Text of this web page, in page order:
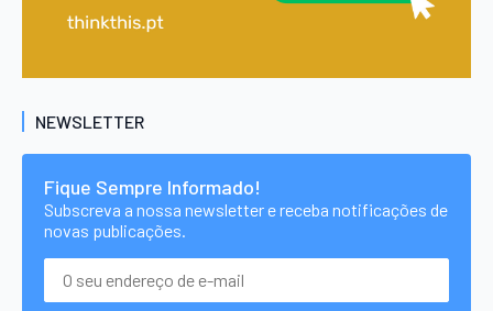
NEWSLETTER
Fique Sempre Informado!
Subscreva a nossa newsletter e receba notificações de
novas publicações.